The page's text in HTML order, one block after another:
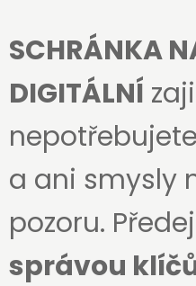
SCHRÁNKA
DIGITÁLNÍ
a ani smysly
pozoru.
správou